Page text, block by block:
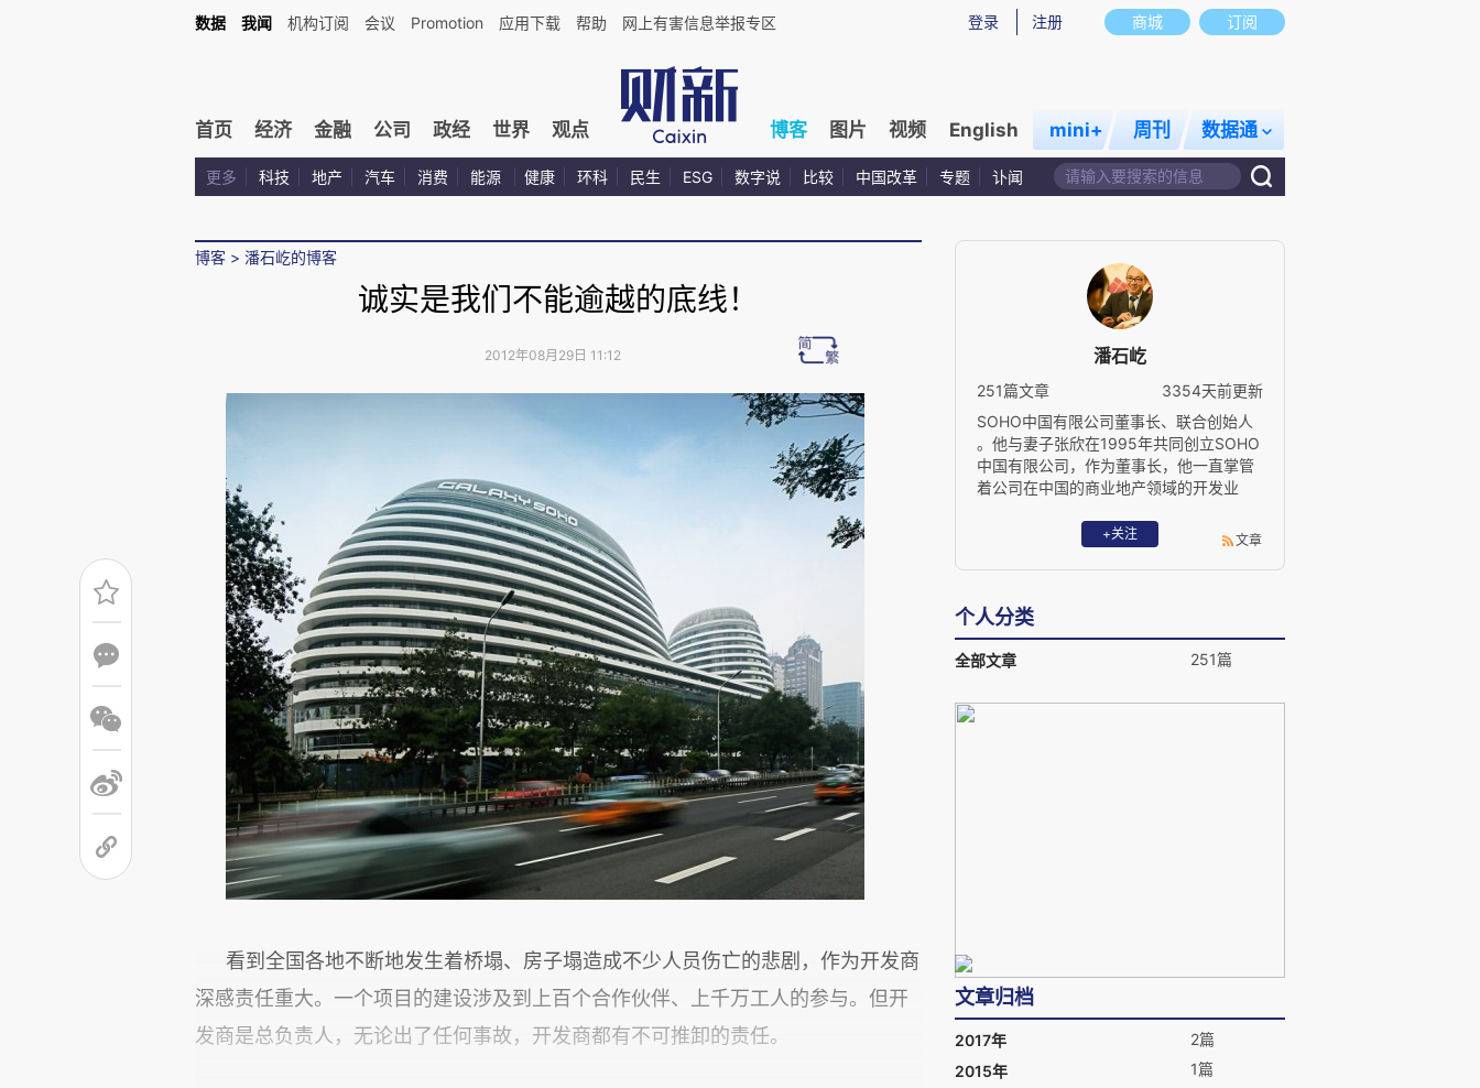
商城 订阅
登录 注册
数据 我闻 机构订阅 会议 Promotion 应用下载 帮助 网上有害信息举报专区
首页 经济 金融 公司 政经 世界 观点 博客 图片 视频 English mini+ 周刊 数据通
更多 科技 地产 汽车 消费 能源 健康 环科 民生 ESG 数字说 比较 中国改革 专题 讣闻
博客 > 潘石屹的博客
诚实是我们不能逾越的底线！
2012年08月29日 11:12
看到全国各地不断地发生着桥塌、房子塌造成不少人员伤亡的悲剧，作为开发商
深感责任重大。一个项目的建设涉及到上百个合作伙伴、上千万工人的参与。但开
发商是总负责人，无论出了任何事故，开发商都有不可推卸的责任。
潘石屹
251篇文章
3354天前更新
SOHO中国有限公司董事长、联合创始人
。他与妻子张欣在1995年共同创立SOHO
中国有限公司，作为董事长，他一直掌管
着公司在中国的商业地产领域的开发业
模上还是在项目的销售额上，SOHO中国
都是最大的开发商，并为中国首都引入了
标志性的当代建筑。
+关注 文章
个人分类
全部文章 251篇
文章归档
2017年
2篇
2015年
1篇